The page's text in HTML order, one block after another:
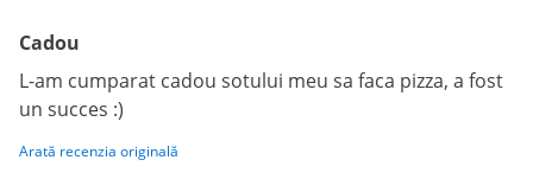
Cadou
L-am cumparat cadou sotului meu sa faca pizza, a fost
un succes :)
Arată recenzia originală